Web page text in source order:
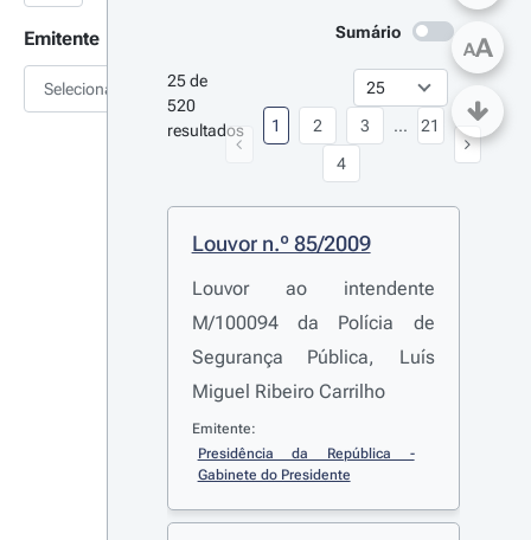
Emitente
Selecionar
Sumário
25 de
520
resultados
1 2
3
4
... 21
Louvor n.º 85/2009
Louvor ao intendente
M/100094 da Polícia de
Segurança Pública, Luís
Miguel Ribeiro Carrilho
Emitente:
Presidência da República -
Gabinete do Presidente
AA